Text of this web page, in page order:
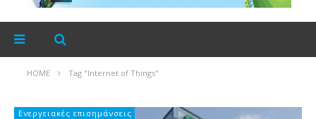
HOME Tag "Internet of Things"
Ενεργειακές επισημάνσεις